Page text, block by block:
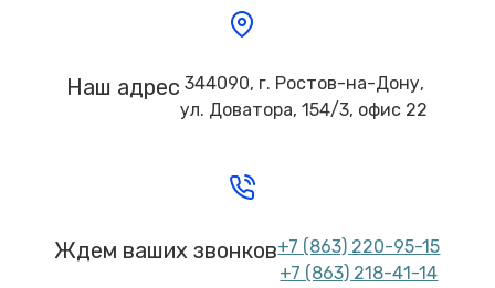
Наш адрес 344090, г. Ростов-на-Дону,
ул. Доватора, 154/3, офис 22
Ждем ваших звонков+7 (863) 220-95-15
+7 (863) 218-41-14